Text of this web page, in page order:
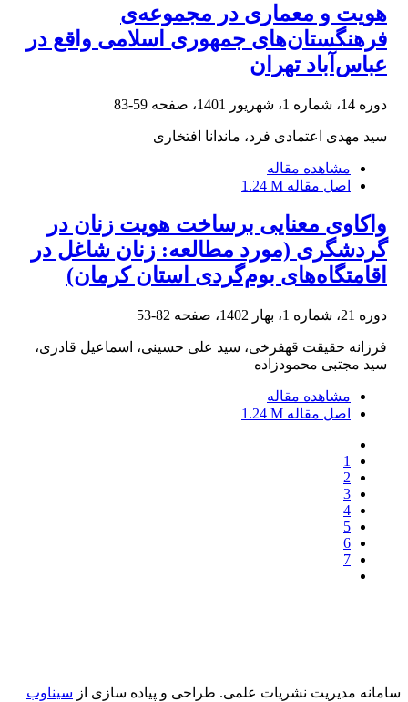
هویت و معماری در مجموعه‌ی
فرهنگستان‌های جمهوری اسلامی واقع در
عباس‌آباد تهران
دوره 14، شماره 1، شهریور 1401، صفحه 59-83
سید مهدی اعتمادی فرد، ماندانا افتخاری
مشاهده مقاله
اصل مقاله 1.24 M
واکاوی معنایی برساخت هویت زنان در
گردشگری (مورد مطالعه: زنان شاغل در
اقامتگاه‌های بوم‌گردی استان کرمان)
دوره 21، شماره 1، بهار 1402، صفحه 82-53
فرزانه حقیقت قهفرخی، سید علی حسینی، اسماعیل قادری،
سید مجتبی محمودزاده
مشاهده مقاله
اصل مقاله 1.24 M
1
2
3
4
5
6
7
سامانه مدیریت نشریات علمی. طراحی و پیاده سازی از سیناوب